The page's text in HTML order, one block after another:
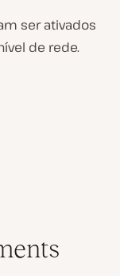
ser ativados
de rede.